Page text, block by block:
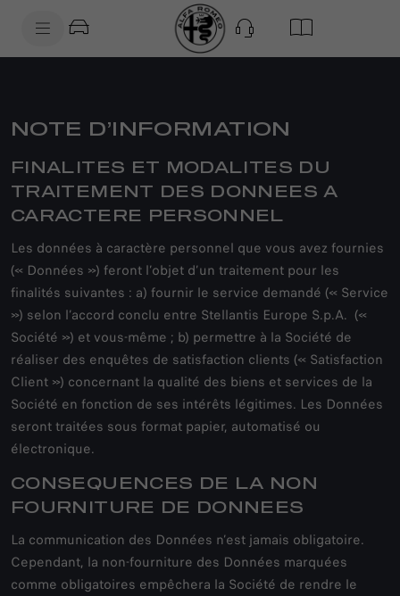
NOTE D’INFORMATION
FINALITES ET MODALITES DU
TRAITEMENT DES DONNEES A
CARACTERE PERSONNEL
Les données à caractère personnel que vous avez fournies
(« Données ») feront l’objet d’un traitement pour les
finalités suivantes : a) fournir le service demandé (« Service
») selon l’accord conclu entre Stellantis Europe S.p.A. («
Société ») et vous-même ; b) permettre à la Société de
réaliser des enquêtes de satisfaction clients (« Satisfaction
Client ») concernant la qualité des biens et services de la
Société en fonction de ses intérêts légitimes. Les Données
seront traitées sous format papier, automatisé ou
électronique.
CONSEQUENCES DE LA NON
FOURNITURE DE DONNEES
La communication des Données n’est jamais obligatoire.
Cependant, la non-fourniture des Données marquées
comme obligatoires empêchera la Société de rendre le